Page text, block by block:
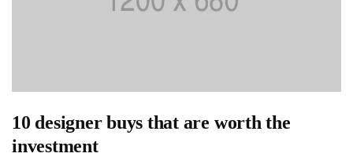
10 designer buys that are worth the
investment